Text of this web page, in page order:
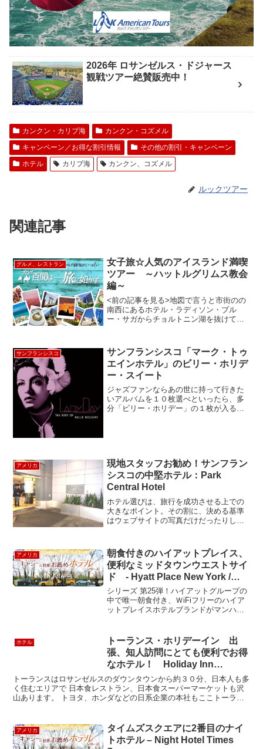
2026年 ロサンゼルス・ドジャース
観戦ツアー絶賛販売中！
カンクン・カリブ海
カンクン・コズメル
キャンペーン／お得な割引情報
その他の割引・キャンペーン
ホテル
カリブ海 カンクン、コズメル
ルックツアー
関連記事
グルメ、レストラン
女子旅☆人気のアイスランド満喫
ツアー ～ハットルグリムス教会
編～
<前の記事を見る>地図で言うと市街のの
南西にあるホテル・ラディソン・ブル
ー・サガからチョルトニン湖を抜けて町
といえるロイガヴェーグル通り
（Laugavegur）にやって...
サンフランシスコ
サンフランシスコ「マーク・トゥ
エインホテル」のビリー・ホリデ
ー・スイート
ジャズファンならあの世に持って行きた
いアルバムを１０枚選べといったら、多
分「ビリー・ホリデー」の１枚が入るの
アメリカ
現地スタッフお勧め！サンフラン
シスコの中堅ホテル：Park
Central Hotel
ホテル選びは、旅行を成功させる上での
大きなポイント。その割に、決める基準
はウェブサイトの写真だけだったりし
ンシスコのホテルの中で、現地の物価
感、観光時の足回り等を熟知して...
アメリカ
朝食付きのハイアットプレイス、
便利なミッドタウンウエストサイ
ド - Hyatt Place New York /
Midtown-South
シリーズ 第25弾！ハイアットグループの
中で唯一朝食付き、ＷiFiフリーのハイア
ットプレイスホテルブランドがマンハッ
介！！ 世界中に展開し...
ホテル
トーランス・ホリデーイン 出
張、知人訪問にとても便利でお得
なホテル！ Holiday Inn
Torrance
トーランスはロサンゼルスのダウンタウンから約３０分、日本人も多
く住むエリアで 日本食レストラン、日本食スーパーマーケットも沢
山あります。 トヨタ、ホンダなどの日系企業の本社もここトーラン
アメリカ
タイムズスクエアに2番目のナイ
トホテル – Night Hotel Times